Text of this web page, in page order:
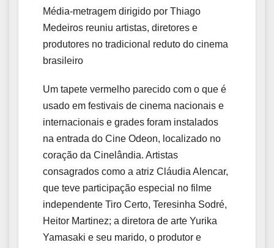
Média-metragem dirigido por Thiago
Medeiros reuniu artistas, diretores e
produtores no tradicional reduto do cinema
brasileiro
Um tapete vermelho parecido com o que é
usado em festivais de cinema nacionais e
internacionais e grades foram instalados
na entrada do Cine Odeon, localizado no
coração da Cinelândia. Artistas
consagrados como a atriz Cláudia Alencar,
que teve participação especial no filme
independente Tiro Certo, Teresinha Sodré,
Heitor Martinez; a diretora de arte Yurika
Yamasaki e seu marido, o produtor e